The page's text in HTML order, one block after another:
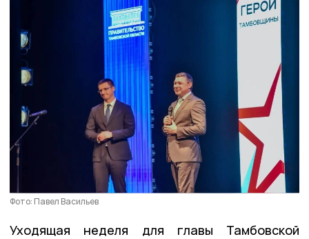
Фото: Павел Васильев
Уходящая неделя для главы Тамбовской